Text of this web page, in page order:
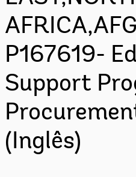
P167619-
Support
(Inglês)